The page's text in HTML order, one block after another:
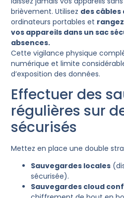
brièvement. Utilisez des
ordinateurs portables et
vos appareils dans un sac
absences.
Cette vigilance physique
numérique et limite
d’exposition des données.
Effectuer des
régulières sur
sécurisés
Mettez en place une double
Sauvegardes locales
sécurisée).
Sauvegardes cloud